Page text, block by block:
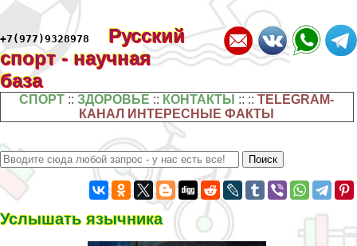
+7(977)9328978
Русский
спорт - научная
база
СПОРТ ::ЗДОРОВЬЕ :: КОНТАКТЫ :: ::TELEGRAM-
КАНАЛ ИНТЕРЕСНЫЕ ФАКТЫ
Услышать язычника